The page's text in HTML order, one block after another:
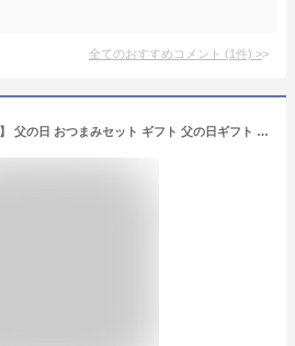
全てのおすすめコメント (1件) >
【お値段そのまま7種】 父の日 おつまみセット ギフト 父の日ギフト 2026 【 日本酒・焼酎党 おつまみ 7選 】 プレゼント 実用的 父 義父 つまみ 食べ物 グルメ 誕生日 男性 珍味 海鮮 魚 父親 お父さん 誕生日プレゼント 内祝い おつまみギフト セット お酒 酒 酒のつまみ